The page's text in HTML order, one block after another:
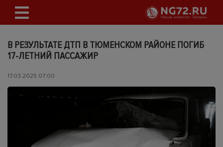
В РЕЗУЛЬТАТЕ ДТП В ТЮМЕНСКОМ РАЙОНЕ ПОГИБ
17-ЛЕТНИЙ ПАССАЖИР
17.03.2025 07:00